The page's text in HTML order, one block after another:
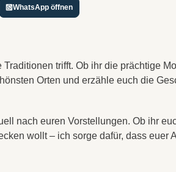
WhatsApp öffnen
trifft. Ob ihr die prächtige
Orten und erzähle euch die
nach euren Vorstellungen. Ob ihr
wollt – ich sorge dafür, dass euer